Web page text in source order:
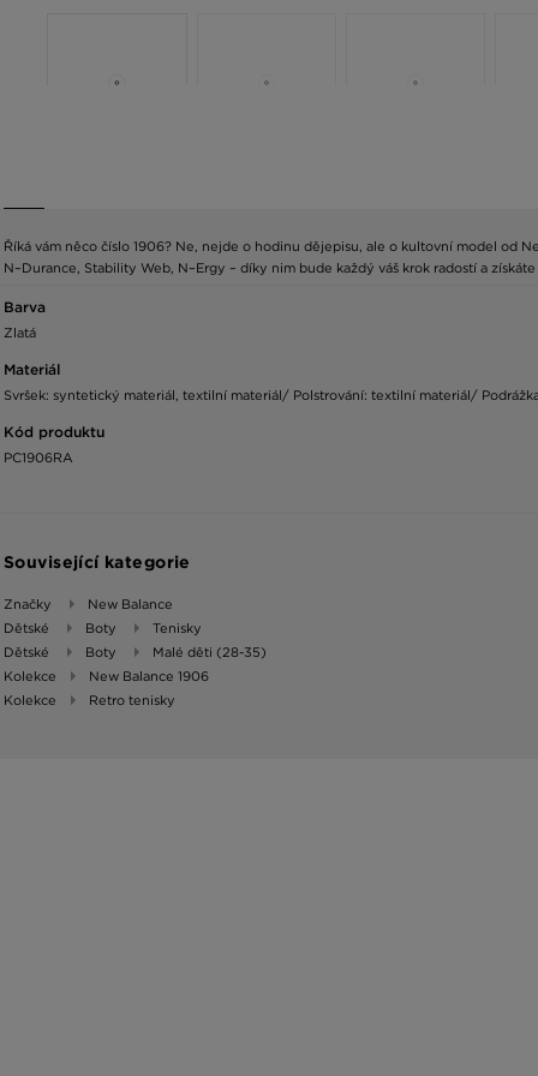
Říká vám něco číslo 1906? Ne, nejde o hodinu dějepisu, ale o kultovní model od
N–Durance, Stability Web, N–Ergy – díky nim bude každý váš krok radostí a
Barva
Zlatá
Materiál
Svršek: syntetický materiál, textilní materiál/ Polstrování: textilní materiál/
Kód produktu
PC1906RA
Související kategorie
Značky
New Balance
Dětské
Boty
Tenisky
Dětské
Boty
Malé děti (28-35)
Kolekce
New Balance 1906
Kolekce
Retro tenisky